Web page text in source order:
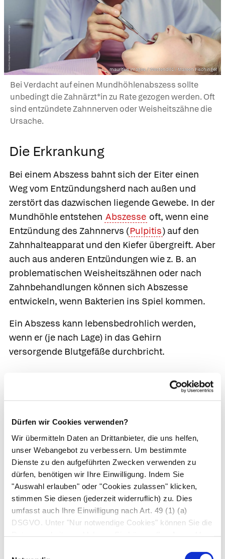
Dürfen wir Cookies verwenden?
Wir übermitteln Daten an Drittanbieter, die uns helfen,
unser Webangebot zu verbessern. Um bestimmte
Dienste zu den aufgeführten Zwecken verwenden zu
dürfen, benötigen wir Ihre Einwilligung. Indem Sie
"Auswahl erlauben" oder "Cookies zulassen" klicken,
stimmen Sie diesen (jederzeit widerruflich) zu. Dies
umfasst auch Ihre Einwilligung nach Art. 49 (1) (a)
DSGVO. Unter "Nur notwendige Cookies" können Sie die
mauritius images / Westend61 / Mareen Fischinger
Bei Verdacht auf einen Mundhöhlenabszess sollte
unbedingt die Zahnärzt*in zu Rate gezogen werden. Oft
sind entzündete Zahnnerven oder Weisheitszähne die
Ursache.
Die Erkrankung
Bei einem Abszess bahnt sich der Eiter einen
Weg vom Entzündungsherd nach außen und
zerstört das dazwischen liegende Gewebe. In der
Mundhöhle entstehen Abszesse oft, wenn eine
Entzündung des Zahnnervs (Pulpitis) auf den
Zahnhalteapparat und den Kiefer übergreift. Aber
auch aus anderen Entzündungen wie z. B. an
problematischen Weisheitszähnen oder nach
Zahnbehandlungen können sich Abszesse
entwickeln, wenn Bakterien ins Spiel kommen.
Ein Abszess kann lebensbedrohlich werden,
wenn er (je nach Lage) in das Gehirn
versorgende Blutgefäße durchbricht.
Oberflächliche Abszesse erkennt der Arzt sofort.
Um sicherzugehen, kann er eine Schwellung
Verdeckten Abszessen kommt er anhand von
Blutbild, Entzündungszeichen (vermehrte
Leukozyten,CRP) oder bildgebenden
Untersuchungsverfahren (z. B.CT) auf die Spur.
Zur Behandlung öffnet der Arzt vorsichtig den
Abszess, entleert ihn und spült anschließend die
Wunde aus. In schweren Fällen muss der Patient